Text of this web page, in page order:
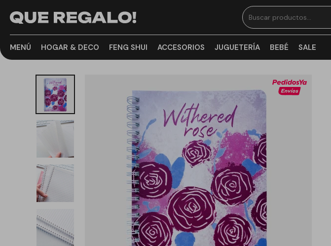
MENÚ HOGAR & DECO FENG SHUI ACCESORIOS JUGUETERÍA BEBÉ SALE